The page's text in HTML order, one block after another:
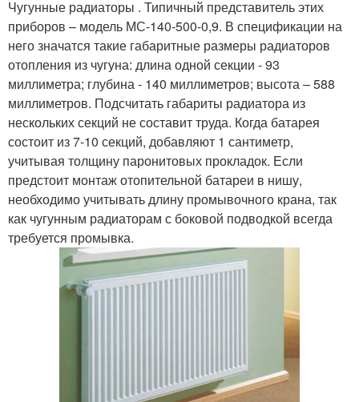
Чугунные радиаторы . Типичный представитель этих
приборов – модель МС-140-500-0,9. В спецификации на
него значатся такие габаритные размеры радиаторов
отопления из чугуна: длина одной секции - 93
миллиметра; глубина - 140 миллиметров; высота – 588
миллиметров. Подсчитать габариты радиатора из
нескольких секций не составит труда. Когда батарея
состоит из 7-10 секций, добавляют 1 сантиметр,
учитывая толщину паронитовых прокладок. Если
предстоит монтаж отопительной батареи в нишу,
необходимо учитывать длину промывочного крана, так
как чугунным радиаторам с боковой подводкой всегда
требуется промывка.